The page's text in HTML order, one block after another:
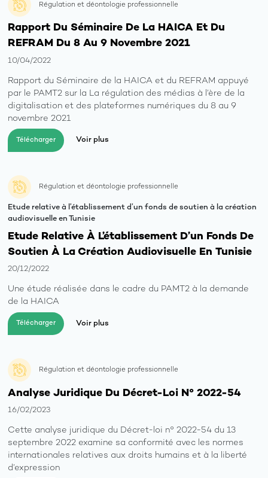
Régulation et déontologie professionnelle
Rapport Du Séminaire De La HAICA Et Du
REFRAM Du 8 Au 9 Novembre 2021
10/04/2022
Rapport du Séminaire de la HAICA et du REFRAM appuyé
par le PAMT2 sur la La régulation des médias à l’ère de la
digitalisation et des plateformes numériques du 8 au 9
novembre 2021
Télécharger Voir plus
Régulation et déontologie professionnelle
Etude relative à l’établissement d’un fonds de soutien à la création
audiovisuelle en Tunisie
Etude Relative À L’établissement D’un Fonds De
Soutien À La Création Audiovisuelle En Tunisie
20/12/2022
Une étude réalisée dans le cadre du PAMT2 à la demande
de la HAICA
Télécharger Voir plus
Régulation et déontologie professionnelle
Analyse Juridique Du Décret-Loi N° 2022-54
16/02/2023
Cette analyse juridique du Décret-loi n° 2022-54 du 13
septembre 2022 examine sa conformité avec les normes
internationales relatives aux droits humains et à la liberté
d’expression